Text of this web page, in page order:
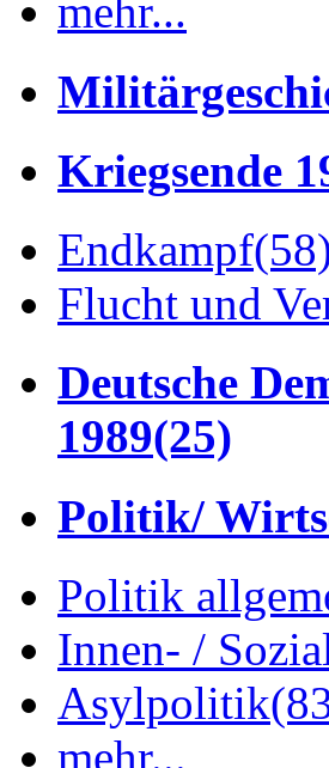
mehr...
Kriegsende
Endkampf
Flucht und
Deutsche
1989(25)
Politik/
Politik
Innen- /
Asylpolitik
mehr...